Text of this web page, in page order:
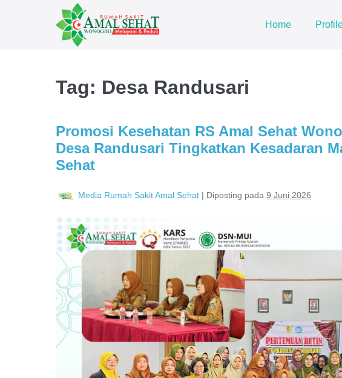
Home
Tag: Desa Randusari
Promosi Kesehatan RS Amal Sehat
Desa Randusari Tingkatkan Kesadaran
Sehat
Media Rumah Sakit Amal Sehat | Diposting pada 9 Juni 2026